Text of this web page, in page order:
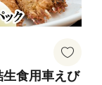
生食用車えび